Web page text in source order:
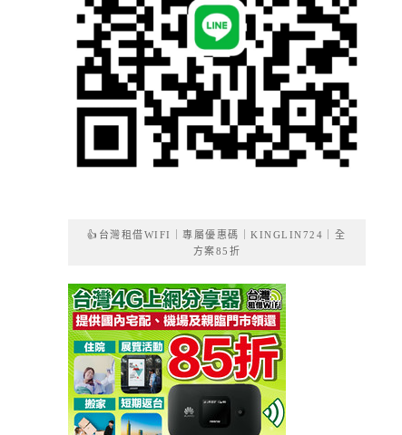
👍台灣租借WIFI｜專屬優惠碼｜KINGLIN724｜全
方案85折